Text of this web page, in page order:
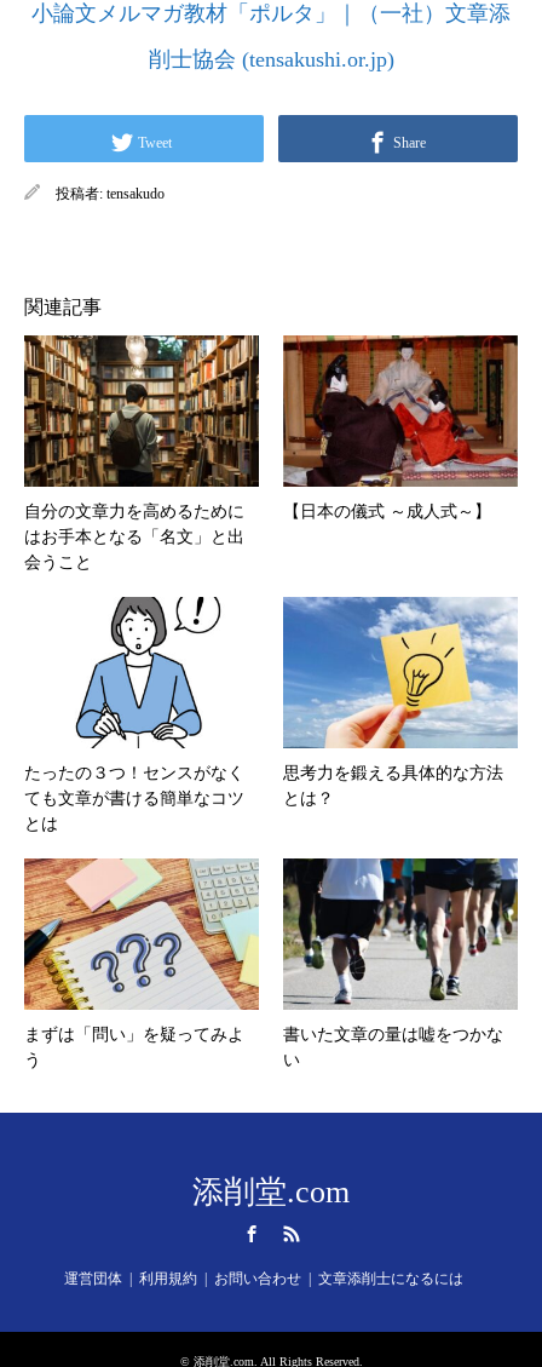
小論文メルマガ教材「ポルタ」｜（一社）文章添
削士協会 (tensakushi.or.jp)
Tweet Share
投稿者: tensakudo
関連記事
自分の文章力を高めるために
はお手本となる「名文」と出
会うこと
【日本の儀式 ～成人式～】
たったの３つ！センスがなく
ても文章が書ける簡単なコツ
とは
思考力を鍛える具体的な方法
とは？
まずは「問い」を疑ってみよ
う
書いた文章の量は嘘をつかな
い
添削堂.com
運営団体 利用規約 お問い合わせ 文章添削士になるには
© 添削堂.com . All Rights Reserved.